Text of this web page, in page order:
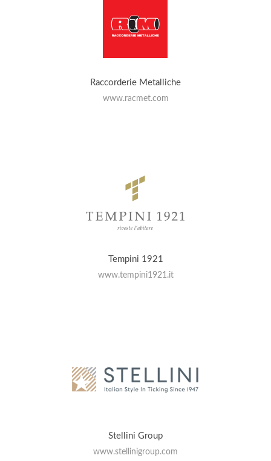
Raccorderie Metalliche
www.racmet.com
Tempini 1921
www.tempini1921.it
Stellini Group
www.stellinigroup.com